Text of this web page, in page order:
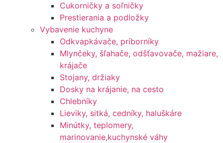
Cukorničky a soľničky
Prestierania a podložky
Vybavenie kuchyne
Odkvapkávače, príborníky
Mlynčeky, šľahače, odšťavovače, mažiare,
krájače
Stojany, držiaky
Dosky na krájanie, na cesto
Chlebníky
Lieviky, sitká, cedníky, haluškáre
Minútky, teplomery,
marinovanie,kuchynské váhy